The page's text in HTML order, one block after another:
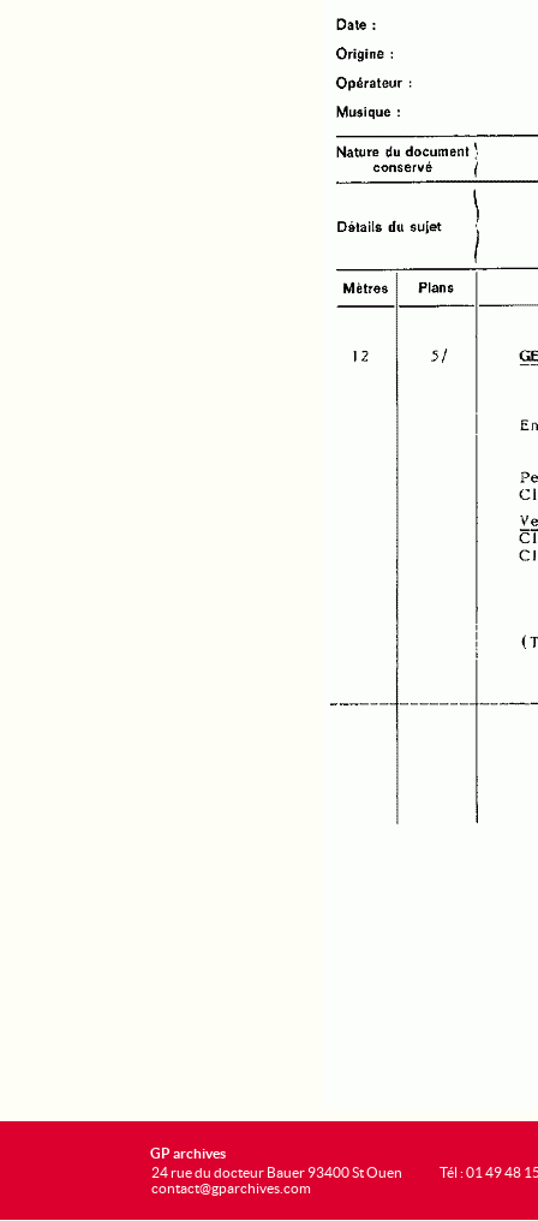
GP archives
24 rue du docteur Bauer 93400 St Ouen
contact@gparchives.com
Tél : 01 49 48